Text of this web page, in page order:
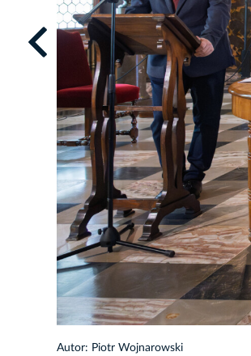
Autor: Piotr Wojnarowski